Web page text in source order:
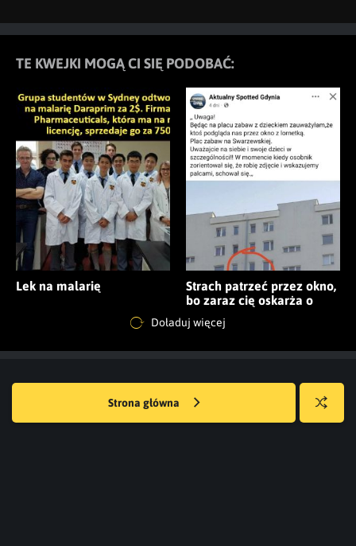
TE KWEJKI MOGĄ CI SIĘ PODOBAĆ:
Lek na malarię
Strach patrzeć przez okno,
bo zaraz cię oskarża o
Doładuj więcej
Strona główna